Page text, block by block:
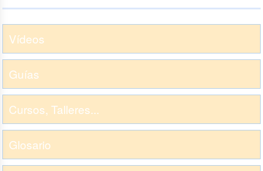
Vídeos
Guías
Cursos, Talleres...
Glosario